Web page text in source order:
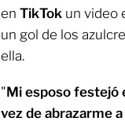
en TikTok un video
un gol de los
ella.
"Mi esposo festejó
vez de abrazarme